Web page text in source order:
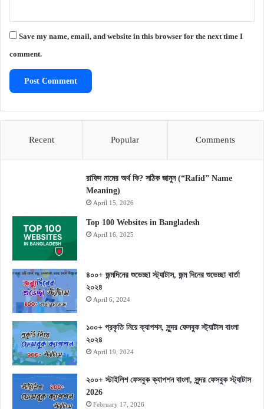
Save my name, email, and website in this browser for the next time I
comment.
Recent Popular Comments
রাফিদ নামের অর্থ কি? সঠিক জানুন (“Rafid” Name
Meaning)
April 15, 2026
Top 100 Websites in Bangladesh
April 16, 2025
৪০০+ জন্মদিনের শুভেচ্ছা স্ট্যাটাস, জন্ম দিনের শুভেচ্ছা বার্তা
২০২৪
April 6, 2024
১০০+ প্রকৃতি নিয়ে ক্যাপশন, সুন্দর ফেসবুক স্ট্যাটাস বাংলা
২০২৪
April 19, 2024
২০০+ স্টাইলিশ ফেসবুক ক্যাপশন বাংলা, সুন্দর ফেসবুক স্ট্যাটাস
2026
February 17, 2026